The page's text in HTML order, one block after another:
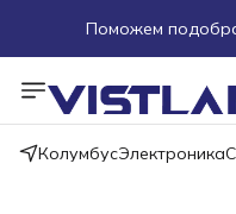
Поможем
Пуско-
Пришлите
КолумбусЭлектроника